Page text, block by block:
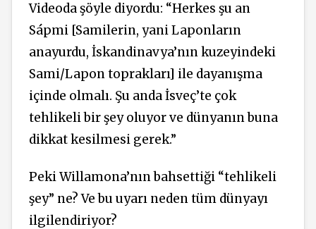
Videoda şöyle diyordu: “Herkes şu an
Sápmi [Samilerin, yani Laponların
anayurdu, İskandinavya’nın kuzeyindeki
Sami/Lapon toprakları] ile dayanışma
içinde olmalı. Şu anda İsveç’te çok
tehlikeli bir şey oluyor ve dünyanın buna
dikkat kesilmesi gerek.”
Peki Willamona’nın bahsettiği “tehlikeli
şey” ne? Ve bu uyarı neden tüm dünyayı
ilgilendiriyor?